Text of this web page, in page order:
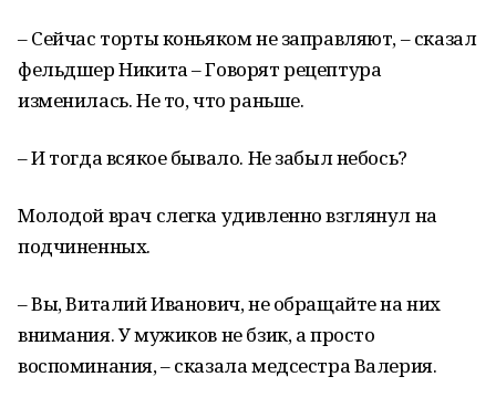
– Сейчас торты коньяком не заправляют, – сказал
фельдшер Никита – Говорят рецептура
изменилась. Не то, что раньше.
– И тогда всякое бывало. Не забыл небось?
Молодой врач слегка удивленно взглянул на
подчиненных.
– Вы, Виталий Иванович, не обращайте на них
внимания. У мужиков не бзик, а просто
воспоминания, – сказала медсестра Валерия.